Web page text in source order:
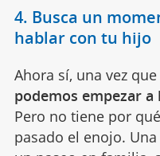
4. Busca un
hablar con tu hijo
Ahora sí, una vez
podemos empezar
Pero no tiene por
pasado el enojo.